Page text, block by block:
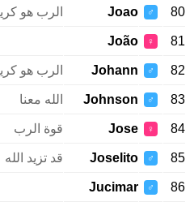
80
♂
Joao الرب هو
81
♀
João
82
♂
Johann الرب هو
83
♂
Johnson الله معنا
84
♀
Jose قوة الرب
85
♂
Joselito قد تزيد الله
86
♂
Jucimar